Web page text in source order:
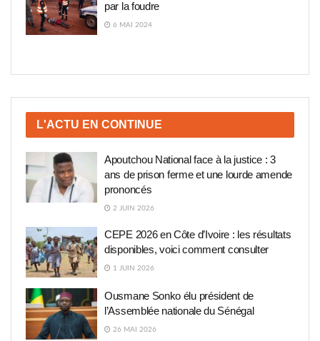
par la foudre
6 MAI 2024
L'ACTU EN CONTINUE
Apoutchou National face à la justice : 3
ans de prison ferme et une lourde amende
prononcés
2 JUIN 2026
CEPE 2026 en Côte d’Ivoire : les résultats
disponibles, voici comment consulter
1 JUIN 2026
Ousmane Sonko élu président de
l’Assemblée nationale du Sénégal
26 MAI 2026